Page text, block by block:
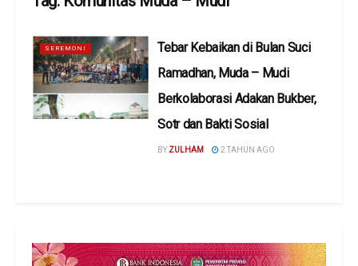
SEREMONI
Tebar Kebaikan di Bulan Suci
Ramadhan, Muda – Mudi
Berkolaborasi Adakan Bukber,
Sotr dan Bakti Sosial
BY ZULHAM 2 TAHUN AGO